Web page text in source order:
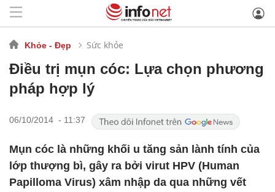
Khỏe - Đẹp Sức khỏe
Điều trị mụn cóc: Lựa chọn phương
pháp hợp lý
06/10/2014 - 11:37
Mụn cóc là những khối u tăng sản lành tính của
lớp thượng bì, gây ra bởi virut HPV (Human
Papilloma Virus) xâm nhập da qua những vết